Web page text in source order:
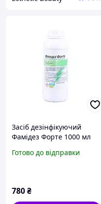
Засіб дезінфікуючий
Фамідез Форте 1000 мл
Готово до відправки
780₴